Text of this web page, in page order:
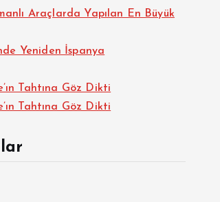
Araçlarda Yapılan En Büyük
Yeniden İspanya
Tahtına Göz Dikti
Tahtına Göz Dikti